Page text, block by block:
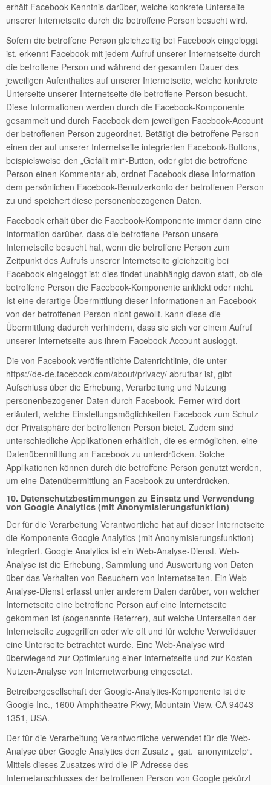
erhält Facebook Kenntnis darüber, welche konkrete Unterseite
unserer Internetseite durch die betroffene Person besucht wird.
Sofern die betroffene Person gleichzeitig bei Facebook eingeloggt
ist, erkennt Facebook mit jedem Aufruf unserer Internetseite durch
die betroffene Person und während der gesamten Dauer des
jeweiligen Aufenthaltes auf unserer Internetseite, welche konkrete
Unterseite unserer Internetseite die betroffene Person besucht.
Diese Informationen werden durch die Facebook-Komponente
gesammelt und durch Facebook dem jeweiligen Facebook-Account
der betroffenen Person zugeordnet. Betätigt die betroffene Person
einen der auf unserer Internetseite integrierten Facebook-Buttons,
beispielsweise den „Gefällt mir“-Button, oder gibt die betroffene
Person einen Kommentar ab, ordnet Facebook diese Information
dem persönlichen Facebook-Benutzerkonto der betroffenen Person
zu und speichert diese personenbezogenen Daten.
Facebook erhält über die Facebook-Komponente immer dann eine
Information darüber, dass die betroffene Person unsere
Internetseite besucht hat, wenn die betroffene Person zum
Zeitpunkt des Aufrufs unserer Internetseite gleichzeitig bei
Facebook eingeloggt ist; dies findet unabhängig davon statt, ob die
betroffene Person die Facebook-Komponente anklickt oder nicht.
Ist eine derartige Übermittlung dieser Informationen an Facebook
von der betroffenen Person nicht gewollt, kann diese die
Übermittlung dadurch verhindern, dass sie sich vor einem Aufruf
unserer Internetseite aus ihrem Facebook-Account ausloggt.
Die von Facebook veröffentlichte Datenrichtlinie, die unter
https://de-de.facebook.com/about/privacy/ abrufbar ist, gibt
Aufschluss über die Erhebung, Verarbeitung und Nutzung
personenbezogener Daten durch Facebook. Ferner wird dort
erläutert, welche Einstellungsmöglichkeiten Facebook zum Schutz
der Privatsphäre der betroffenen Person bietet. Zudem sind
unterschiedliche Applikationen erhältlich, die es ermöglichen, eine
Datenübermittlung an Facebook zu unterdrücken. Solche
Applikationen können durch die betroffene Person genutzt werden,
um eine Datenübermittlung an Facebook zu unterdrücken.
10. Datenschutzbestimmungen zu Einsatz und Verwendung
von Google Analytics (mit Anonymisierungsfunktion)
Der für die Verarbeitung Verantwortliche hat auf dieser Internetseite
die Komponente Google Analytics (mit Anonymisierungsfunktion)
integriert. Google Analytics ist ein Web-Analyse-Dienst. Web-
Analyse ist die Erhebung, Sammlung und Auswertung von Daten
über das Verhalten von Besuchern von Internetseiten. Ein Web-
Analyse-Dienst erfasst unter anderem Daten darüber, von welcher
Internetseite eine betroffene Person auf eine Internetseite
gekommen ist (sogenannte Referrer), auf welche Unterseiten der
Internetseite zugegriffen oder wie oft und für welche Verweildauer
eine Unterseite betrachtet wurde. Eine Web-Analyse wird
überwiegend zur Optimierung einer Internetseite und zur Kosten-
Nutzen-Analyse von Internetwerbung eingesetzt.
Betreibergesellschaft der Google-Analytics-Komponente ist die
Google Inc., 1600 Amphitheatre Pkwy, Mountain View, CA 94043-
1351, USA.
Der für die Verarbeitung Verantwortliche verwendet für die Web-
Analyse über Google Analytics den Zusatz „_gat._anonymizeIp“.
Mittels dieses Zusatzes wird die IP-Adresse des
Internetanschlusses der betroffenen Person von Google gekürzt